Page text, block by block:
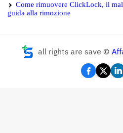
Come rimuovere ClickLock, il
guida alla rimozione
all rights are save ©